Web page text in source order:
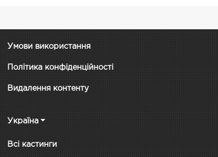
Умови використання
Політика конфіденційності
Видалення контенту
Україна
Всі кастинги